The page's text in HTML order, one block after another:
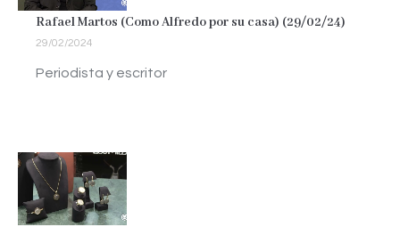
Rafael Martos (Como Alfredo por su casa) (29/02/24)
29/02/2024
Periodista y escritor